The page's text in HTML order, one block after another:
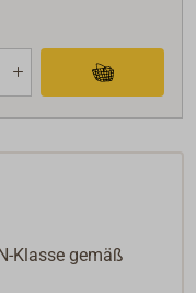
Klasse gemäß